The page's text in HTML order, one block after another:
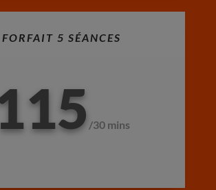
FORFAIT 5 SÉANCES
/30 mins